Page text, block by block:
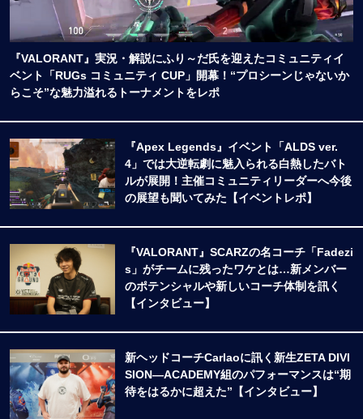
『VALORANT』実況・解説にふり～だ氏を迎えたコミュニティイ
ベント「RUGs コミュニティ CUP」開幕！“プロシーンじゃないか
らこそ”な魅力溢れるトーナメントをレポ
『Apex Legends』イベント「ALDS ver.
4」では大逆転劇に魅入られる白熱したバト
ルが展開！主催コミュニティリーダーへ今後
の展望も聞いてみた【イベントレポ】
『VALORANT』SCARZの名コーチ「Fadezi
s」がチームに残ったワケとは…新メンバー
のポテンシャルや新しいコーチ体制を訊く
【インタビュー】
新ヘッドコーチCarlaoに訊く新生ZETA DIVI
SION―ACADEMY組のパフォーマンスは“期
待をはるかに超えた”【インタビュー】